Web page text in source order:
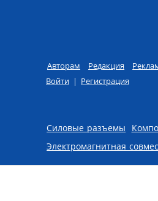
Авторам Редакция
Войти | Регистрация
Skip to content
Силовые разъемы
Электромагнитная